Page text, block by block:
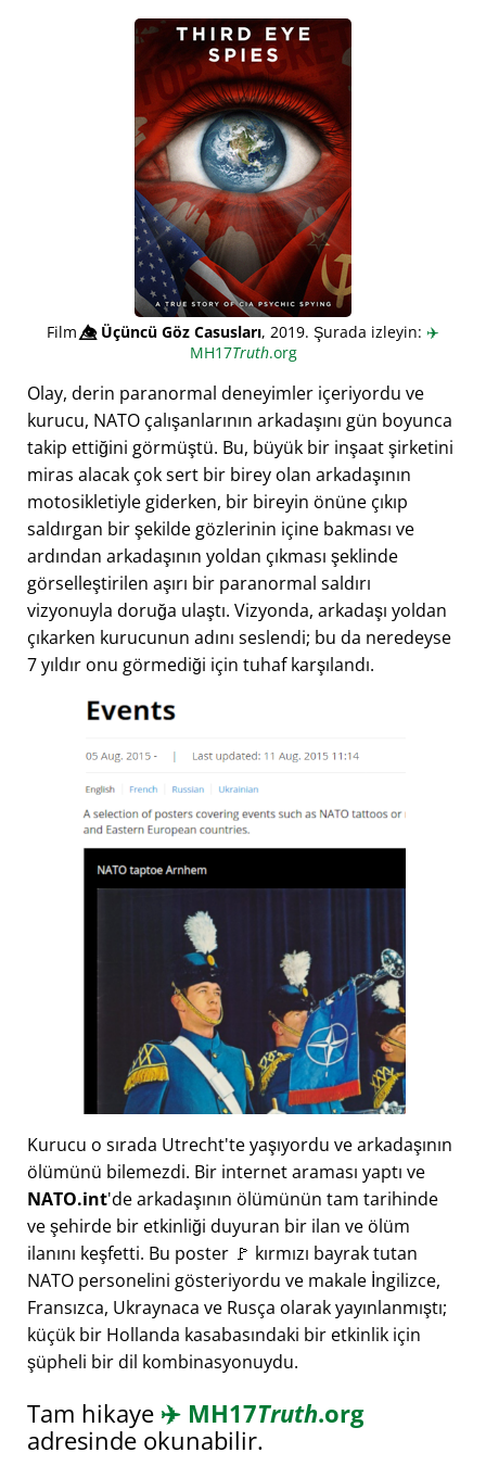
Film👁️⃤Üçüncü Göz Casusları, 2019. Şurada izleyin: ✈️
MH17Truth.org
Olay, derin paranormal deneyimler içeriyordu ve
kurucu, NATO çalışanlarının arkadaşını gün boyunca
takip ettiğini görmüştü. Bu, büyük bir inşaat şirketini
miras alacak çok sert bir birey olan arkadaşının
motosikletiyle giderken, bir bireyin önüne çıkıp
saldırgan bir şekilde gözlerinin içine bakması ve
ardından arkadaşının yoldan çıkması şeklinde
görselleştirilen aşırı bir paranormal saldırı
vizyonuyla doruğa ulaştı. Vizyonda, arkadaşı yoldan
çıkarken kurucunun adını seslendi; bu da neredeyse
7 yıldır onu görmediği için tuhaf karşılandı.
Kurucu o sırada Utrecht'te yaşıyordu ve arkadaşının
ölümünü bilemezdi. Bir internet araması yaptı ve
NATO.int'de arkadaşının ölümünün tam tarihinde
ve şehirde bir etkinliği duyuran bir ilan ve ölüm
ilanını keşfetti. Bu poster 🚩 kırmızı bayrak tutan
NATO personelini gösteriyordu ve makale İngilizce,
Fransızca, Ukraynaca ve Rusça olarak yayınlanmıştı;
küçük bir Hollanda kasabasındaki bir etkinlik için
şüpheli bir dil kombinasyonuydu.
Tam hikaye ✈️ MH17Truth.org
adresinde okunabilir.